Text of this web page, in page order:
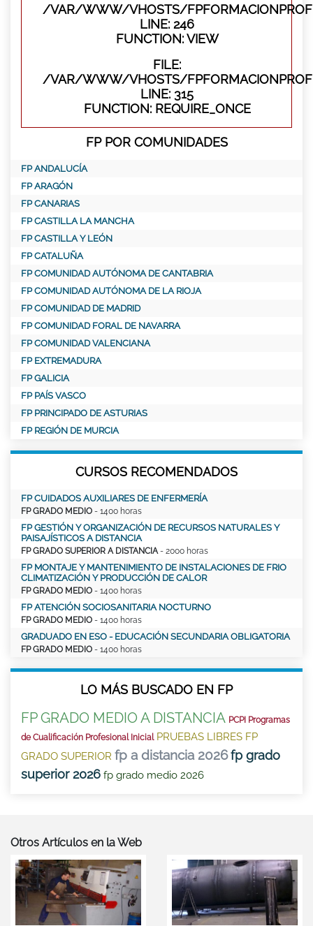
/VAR/WWW/VHOSTS/
LINE: 246
FUNCTION: VIEW
FILE:
/VAR/WWW/VHOSTS/
LINE: 315
FUNCTION: REQUIRE_ONCE
FP POR COMUNIDADES
FP ANDALUCÍA
FP ARAGÓN
FP CANARIAS
FP CASTILLA LA MANCHA
FP CASTILLA Y LEÓN
FP CATALUÑA
FP COMUNIDAD AUTÓNOMA DE CANTABRIA
FP COMUNIDAD AUTÓNOMA DE LA RIOJA
FP COMUNIDAD DE MADRID
FP COMUNIDAD FORAL DE NAVARRA
FP COMUNIDAD VALENCIANA
FP EXTREMADURA
FP GALICIA
FP PAÍS VASCO
FP PRINCIPADO DE ASTURIAS
FP REGIÓN DE MURCIA
CURSOS RECOMENDADOS
FP CUIDADOS AUXILIARES DE ENFERMERÍA
FP GRADO MEDIO - 1400 horas
FP GESTIÓN Y ORGANIZACIÓN DE RECURSOS NATURALES Y
PAISAJÍSTICOS A DISTANCIA
FP GRADO SUPERIOR A DISTANCIA- 2000 horas
FP MONTAJE Y MANTENIMIENTO DE INSTALACIONES DE FRIO
CLIMATIZACIÓN Y PRODUCCIÓN DE CALOR
FP GRADO MEDIO - 1400 horas
FP ATENCIÓN SOCIOSANITARIA NOCTURNO
FP GRADO MEDIO - 1400 horas
GRADUADO EN ESO - EDUCACIÓN SECUNDARIA OBLIGATORIA
FP GRADO MEDIO - 1400 horas
LO MÁS BUSCADO EN FP
FP GRADO MEDIO A DISTANCIA PCPI Programas
de Cualificación Profesional Inicial PRUEBAS LIBRES FP
GRADO SUPERIOR fp a distancia 2026fp grado
superior 2026 fp grado medio 2026
Otros Artículos en la Web